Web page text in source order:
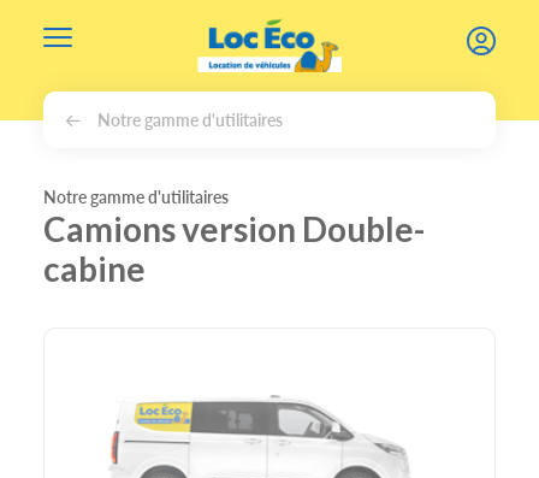
Notre gamme d'utilitaires
Notre gamme d'utilitaires
Camions version Double-
cabine